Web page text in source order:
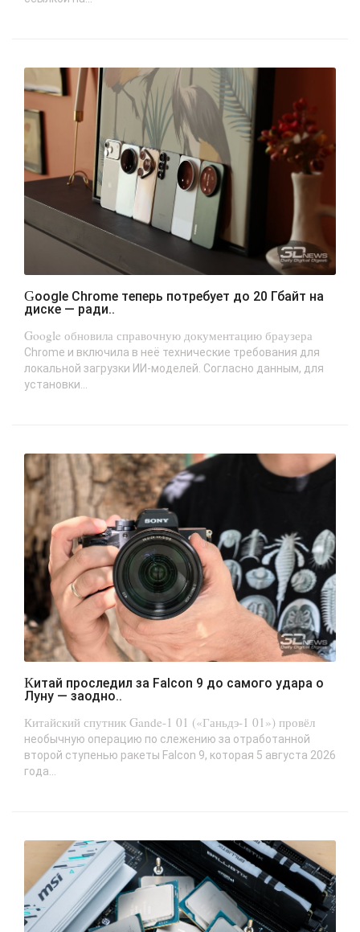
Google Chrome теперь потребует до 20 Гбайт на
диске — ради..
Google обновила справочную документацию браузера
Chrome и включила в неё технические требования для
локальной загрузки ИИ-моделей. Согласно данным, для
установки...
Китай проследил за Falcon 9 до самого удара о
Луну — заодно..
Китайский спутник Gande-1 01 («Ганьдэ-1 01») провёл
необычную операцию по слежению за отработанной
второй ступенью ракеты Falcon 9, которая 5 августа 2026
года...